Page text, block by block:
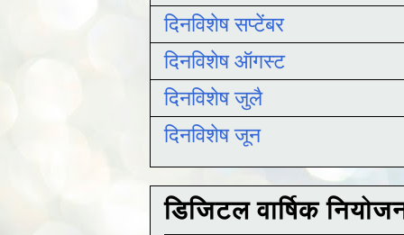
दिनविशेष सप्टेंबर
दिनविशेष ऑगस्ट
दिनविशेष जुलै
दिनविशेष जून
डिजिटल वार्षिक